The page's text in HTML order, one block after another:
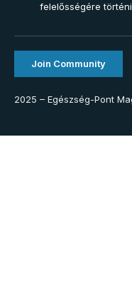
felelősségére
Join Community
2025 – Egészség-Pont